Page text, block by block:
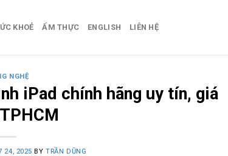
KHOẺ ẨM THỰC ENGLISH LIÊN HỆ
NGHỆ
iPad chính hãng uy tín, giá
24, 2025 BYTRẦN DŨNG